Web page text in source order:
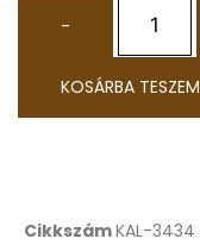
-
KOSÁRBA TESZEM
CikkszámKAL-3434